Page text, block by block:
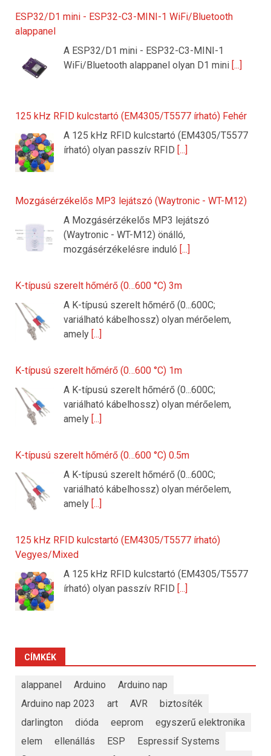
ESP32/D1 mini - ESP32-C3-MINI-1 WiFi/Bluetooth
alappanel
A ESP32/D1 mini - ESP32-C3-MINI-1
WiFi/Bluetooth alappanel olyan D1 mini [...]
125 kHz RFID kulcstartó (EM4305/T5577 írható) Fehér
A 125 kHz RFID kulcstartó (EM4305/T5577
írható) olyan passzív RFID [...]
Mozgásérzékelős MP3 lejátszó (Waytronic - WT-M12)
A Mozgásérzékelős MP3 lejátszó
(Waytronic - WT-M12) önálló,
mozgásérzékelésre induló [...]
K-típusú szerelt hőmérő (0…600 °C) 3m
A K-típusú szerelt hőmérő (0...600C;
variálható kábelhossz) olyan mérőelem,
amely [...]
K-típusú szerelt hőmérő (0…600 °C) 1m
A K-típusú szerelt hőmérő (0...600C;
variálható kábelhossz) olyan mérőelem,
amely [...]
K-típusú szerelt hőmérő (0…600 °C) 0.5m
A K-típusú szerelt hőmérő (0...600C;
variálható kábelhossz) olyan mérőelem,
amely [...]
125 kHz RFID kulcstartó (EM4305/T5577 írható)
Vegyes/Mixed
A 125 kHz RFID kulcstartó (EM4305/T5577
írható) olyan passzív RFID [...]
CÍMKÉK
alappanel Arduino
Arduino nap
Arduino nap 2023
art AVR
biztosíték
darlington
dióda eeprom
egyszerű elektronika
elem
ellenállás ESP
Espressif Systems